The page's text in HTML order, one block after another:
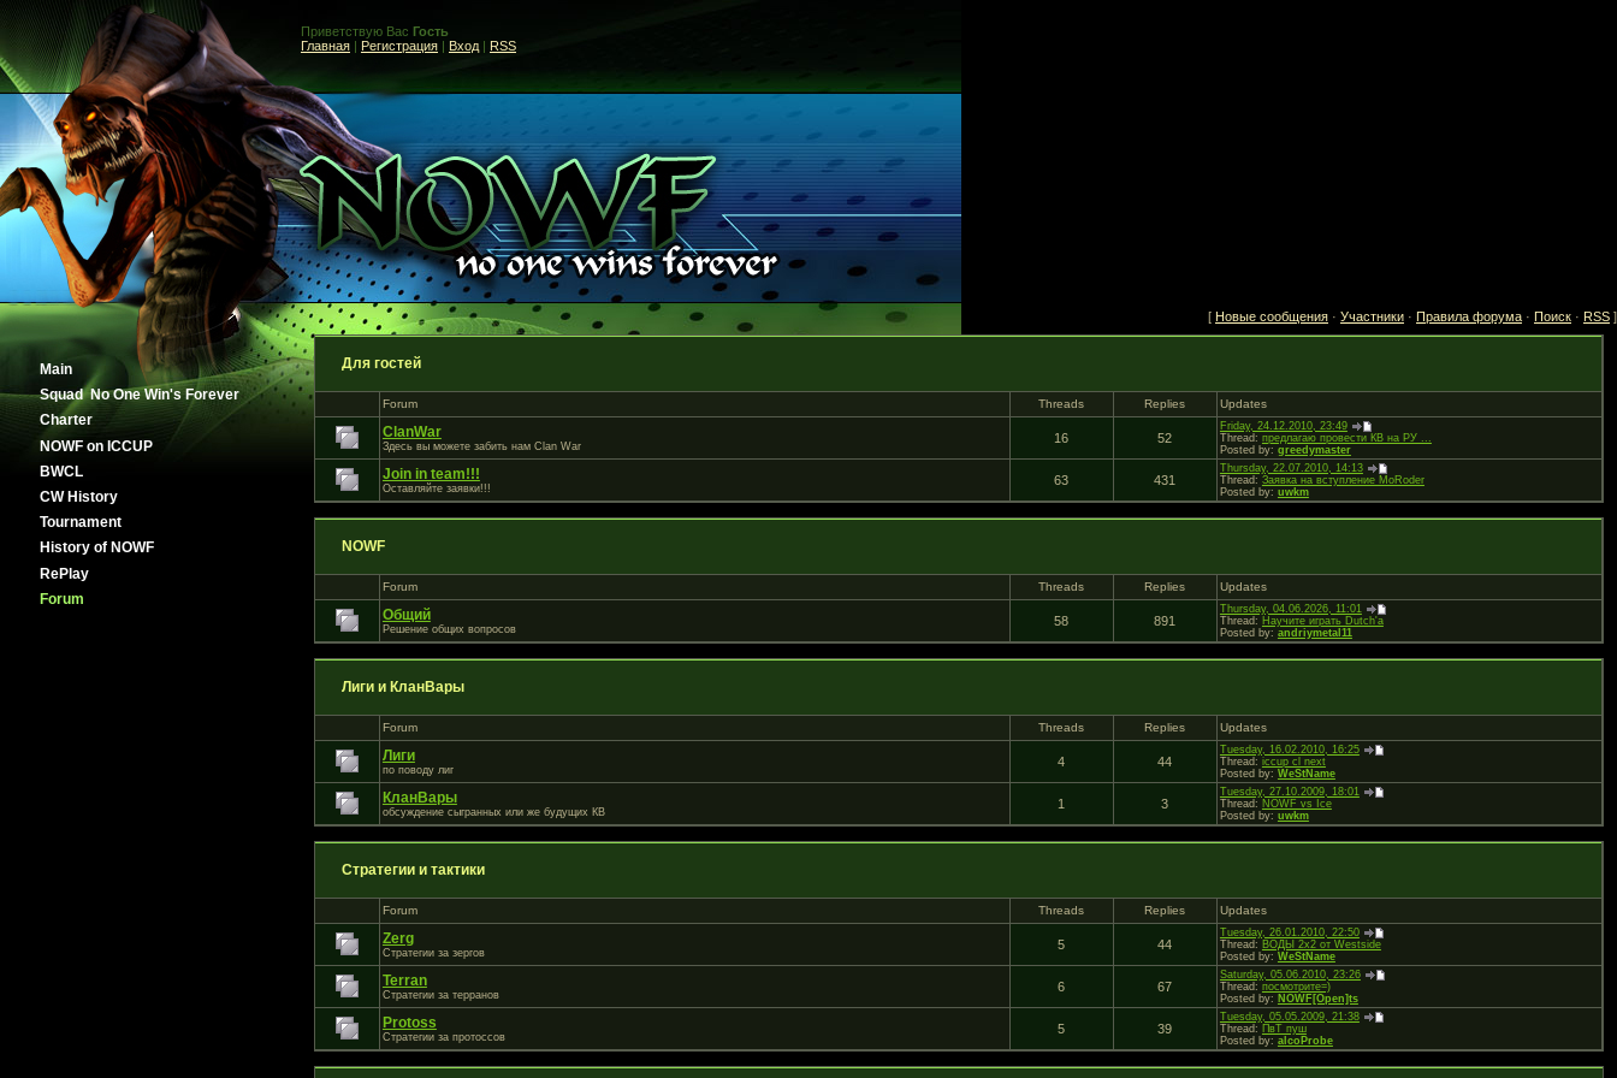
Main
Squad No One Win's Forever
Сharter
NOWF on ICCUP
BWCL
CW History
Tournament
History of NOWF
RePlay
Forum
Приветствую Вас Гость
Главная | Регистрация | Вход | RSS
[ Новые сообщения · Участники · Правила форума · Поиск · RSS ]
Для гостей
Forum Threads Replies Updates
ClanWar
Здесь вы можете забить нам Clan War
16 52
Friday, 24.12.2010, 23:49
Thread: предлагаю провести КВ на РУ ...
Posted by: greedymaster
Join in team!!!
Оставляйте заявки!!!
63 431
Thursday, 22.07.2010, 14:13
Thread: Заявка на вступление MoRoder
Posted by: uwkm
NOWF
Forum Threads Replies Updates
Общий
Решение общих вопросов
58 891
Thursday, 04.06.2026, 11:01
Thread: Научите играть Dutch'а
Posted by: andriymetal11
Лиги и КланВары
Forum Threads Replies Updates
Лиги
по поводу лиг
4 44
Tuesday, 16.02.2010, 16:25
Thread: iccup cl next
Posted by: WeStName
КланВары
обсуждение сыгранных или же будущих КВ
1 3
Tuesday, 27.10.2009, 18:01
Thread: NOWF vs Ice
Posted by: uwkm
Стратегии и тактики
Forum Threads Replies Updates
Zerg
Стратегии за зергов
5 44
Tuesday, 26.01.2010, 22:50
Thread: ВОДЫ 2х2 от Westside
Posted by: WeStName
Terran
Cтратегии за терранов
6 67
Saturday, 05.06.2010, 23:26
Thread: посмотрите=)
Posted by: NOWF[Open]ts
Protoss
Стратегии за протоссов
5 39
Tuesday, 05.05.2009, 21:38
Thread: ПвТ пуш
Posted by: alcoProbe